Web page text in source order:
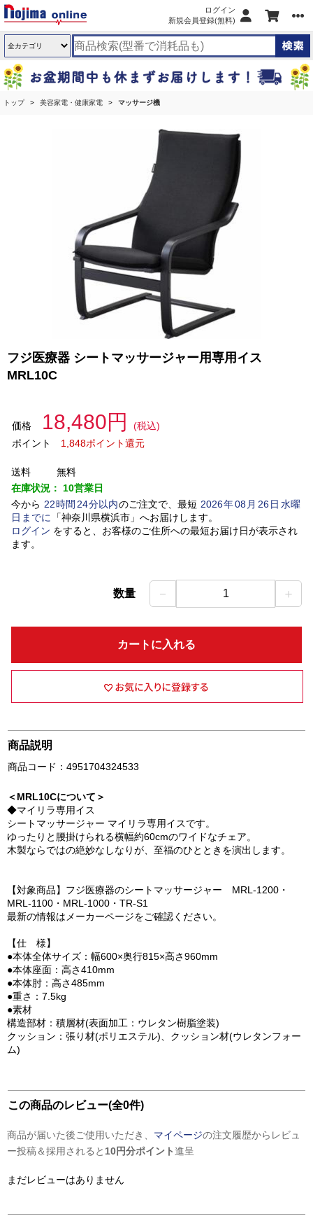
ログイン
新規会員登録(無料)
トップ 美容家電・健康家電 マッサージ機
フジ医療器 シートマッサージャー用専用イス
MRL10C
価格 18,480円
(税込)
ポイント
1,848ポイント還元
送料
無料
在庫状況： 10営業日
今から 22時間 24分以内のご注文で、最短 2026年08 月 26日水曜
日 までに 「神奈川県横浜市」 へお届けします。
ログイン をすると、お客様のご住所への最短お届け日が表示され
ます。
数量 － 1 ＋
カートに入れる
商品説明
商品コード：4951704324533
＜MRL10Cについて＞
◆マイリラ専用イス
シートマッサージャー マイリラ専用イスです。
ゆったりと腰掛けられる横幅約60cmのワイドなチェア。
木製ならではの絶妙なしなりが、至福のひとときを演出します。
【対象商品】フジ医療器のシートマッサージャー MRL-1200・
MRL-1100・MRL-1000・TR-S1
最新の情報はメーカーページをご確認ください。
【仕 様】
●本体全体サイズ：幅600×奥行815×高さ960mm
●本体座面：高さ410mm
●本体肘：高さ485mm
●重さ：7.5kg
●素材
構造部材：積層材(表面加工：ウレタン樹脂塗装)
クッション：張り材(ポリエステル)、クッション材(ウレタンフォー
ム)
この商品のレビュー(全0件)
商品が届いた後ご使用いただき、 マイページの注文履歴からレビュ
ー投稿＆採用されると 10円分ポイント進呈
まだレビューはありません